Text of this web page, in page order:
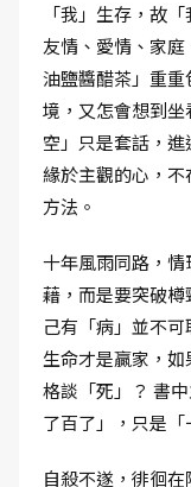
「我」生存，故
友情、愛情、家
油鹽醬醋茶」重
境，又怎會想到
空」只是套話，
緣於主觀的心，
方法。
十年風雨同路，
藉，而是要突破
己有「病」並不
生命才是贏家，
格談「死」？ 書
了百了」，只是「
自殺不遂，徘徊在